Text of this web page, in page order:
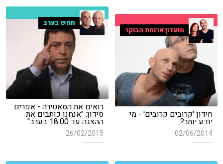
חמש בערב
רואים את הסאטירה - אפרים
סידון: "אנחנו כותבים את
ההצגה עד 18:00 בערב"
26/02/2015
מועדון ארוחת הבוקר
חידון 'קרובים קרובים' - מי
יודע יותר?
02/06/2014